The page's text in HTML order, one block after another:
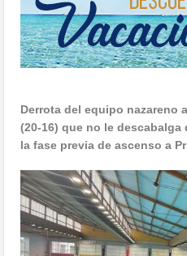
Derrota del equipo nazareno
(20-16) que no le
la fase previa de ascenso a